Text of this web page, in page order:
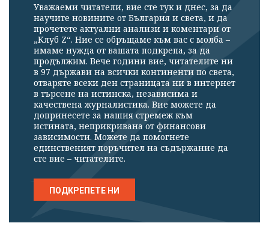
Уважаеми читатели, вие сте тук и днес, за да
научите новините от България и света, и да
прочетете актуални анализи и коментари от
„Клуб Z“. Ние се обръщаме към вас с молба –
имаме нужда от вашата подкрепа, за да
продължим. Вече години вие, читателите ни
в 97 държави на всички континенти по света,
отваряте всеки ден страницата ни в интернет
в търсене на истинска, независима и
качествена журналистика. Вие можете да
допринесете за нашия стремеж към
истината, неприкривана от финансови
зависимости. Можете да помогнете
единственият поръчител на съдържание да
сте вие – читателите.
ПОДКРЕПЕТЕ НИ